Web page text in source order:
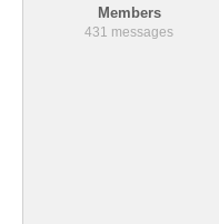
Members
431 messages